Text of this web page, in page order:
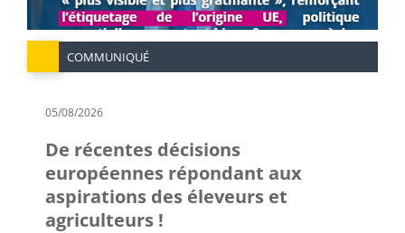
COMMUNIQUÉ
05/08/2026
De récentes décisions
européennes répondant aux
aspirations des éleveurs et
agriculteurs !